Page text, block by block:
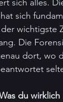
sich alles.
sich
wichtigste
Die
dort, wo
du